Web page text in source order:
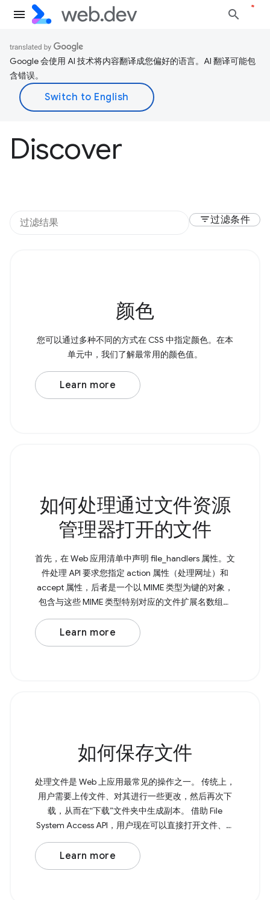
Google 会使用 AI 技术将内容翻译成您偏好的语言。AI 翻译可能包
含错误。
Discover
filter_list过滤条件
颜色
您可以通过多种不同的方式在 CSS 中指定颜色。在本
单元中，我们了解最常用的颜色值。
Learn more
如何处理通过文件资源
管理器打开的文件
首先，在 Web 应用清单中声明 file_handlers 属性。文
件处理 API 要求您指定 action 属性（处理网址）和
accept 属性，后者是一个以 MIME 类型为键的对象，
包含与这些 MIME 类型特别对应的文件扩展名数组。
接下来，您需要使用 File Handling API 通过
launchQueue 命令式地处理已打开的文件。 Browser
Support Source 如果不支持 File Handling API，您仍
Learn more
如何保存文件
处理文件是 Web 上应用最常见的操作之一。 传统上，
用户需要上传文件、对其进行一些更改，然后再次下
载，从而在“下载”文件夹中生成副本。 借助 File
System Access API，用户现在可以直接打开文件、进
行修改，并将更改保存回原始文件。 如需保存文件，
请调用 showSaveFilePicker() ， 该方法会返回一个包
含 FileSystemFileHandle 的 Promise。您可以将所需
Learn more